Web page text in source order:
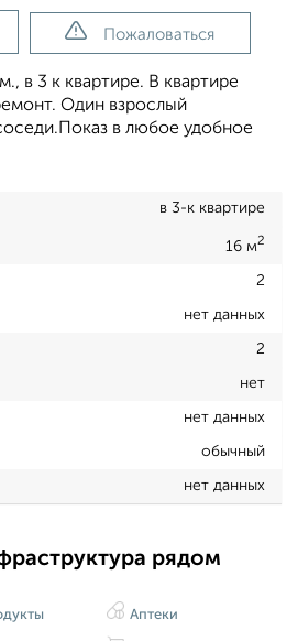
Пожаловаться
в 3 к квартире. В квартире
Один взрослый
в любое удобное
в 3-к квартире
16 м2
2
нет данных
2
нет
нет данных
обычный
нет данных
рядом
Аптеки